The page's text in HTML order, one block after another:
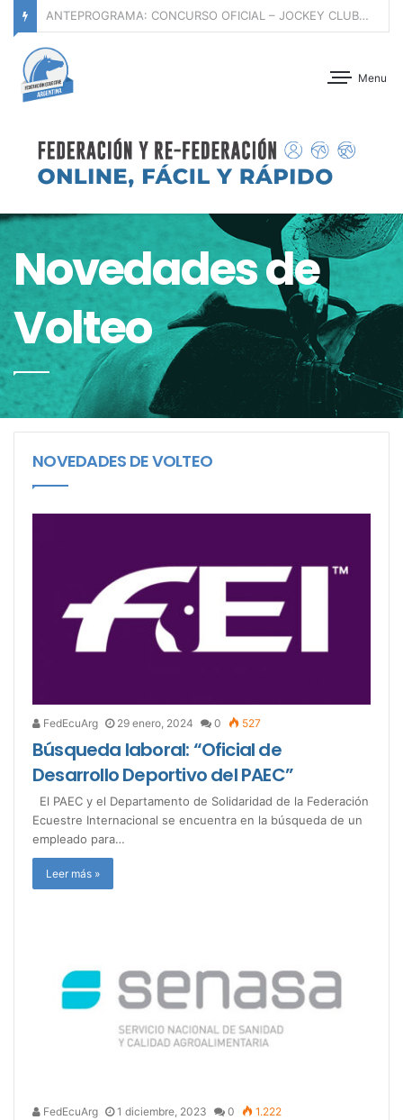
ANTEPROGRAMA: DÍA DE CABALLOS JÓVENES SERIES I, II y III – CLUB HÍPICO ARGENTINO – 07 DE AGOSTO DE 2026
Menu
Novedades de
Volteo
NOVEDADES DE VOLTEO
FedEcuArg 29 enero, 2024 0 527
Búsqueda laboral: “Oficial de
Desarrollo Deportivo del PAEC”
El PAEC y el Departamento de Solidaridad de la Federación
Ecuestre Internacional se encuentra en la búsqueda de un
empleado para…
Leer más »
FedEcuArg 1 diciembre, 2023 0 1.222